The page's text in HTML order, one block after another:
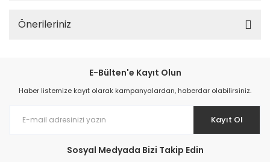
Önerileriniz
E-Bülten'e Kayıt Olun
Haber listemize kayıt olarak kampanyalardan, haberdar olabilirsiniz.
Kayıt Ol
Sosyal Medyada Bizi Takip Edin